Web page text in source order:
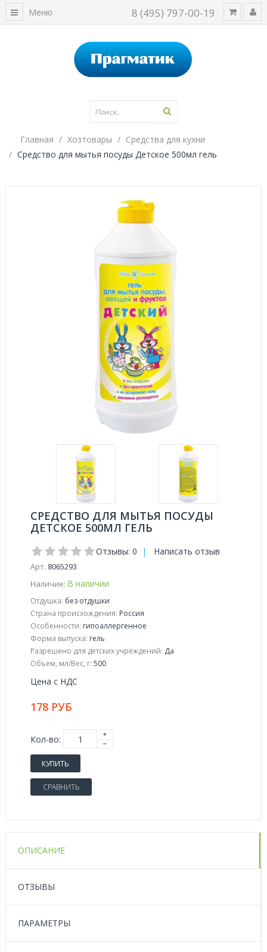
8 (495) 797-00-19
Меню
Главная Хозтовары
Средства для кухни
Средство для мытья посуды Детское 500мл гель
СРЕДСТВО ДЛЯ МЫТЬЯ ПОСУДЫ
ДЕТСКОЕ 500МЛ ГЕЛЬ
Отзывы: 0 | Написать отзыв
Арт. 8065293
Наличие: В наличии
Отдушка: без отдушки
Страна происхождения: Россия
Особенности: гипоаллергенное
Форма выпуска: гель
Разрешено для детских учреждений: Да
Объем, мл/Вес, г: 500
Цена с НДС
178 РУБ
Кол-во:
КУПИТЬ
СРАВНИТЬ
ОПИСАНИЕ
ОТЗЫВЫ
ПАРАМЕТРЫ